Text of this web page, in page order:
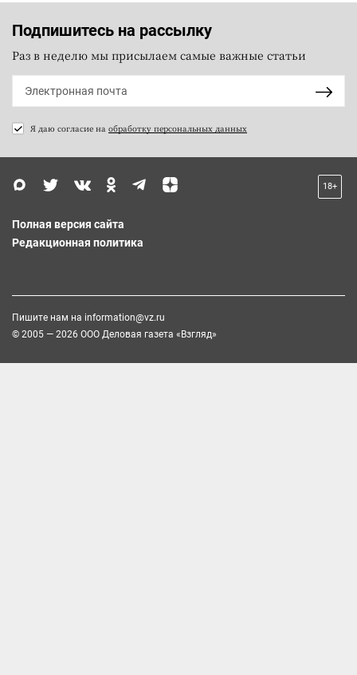
Подпишитесь на рассылку
Раз в неделю мы присылаем самые важные статьи
Я даю согласие на обработку персональных данных
18+
Полная версия сайта
Редакционная политика
Пишите нам на information@vz.ru
© 2005 — 2026 ООО Деловая газета «Взгляд»